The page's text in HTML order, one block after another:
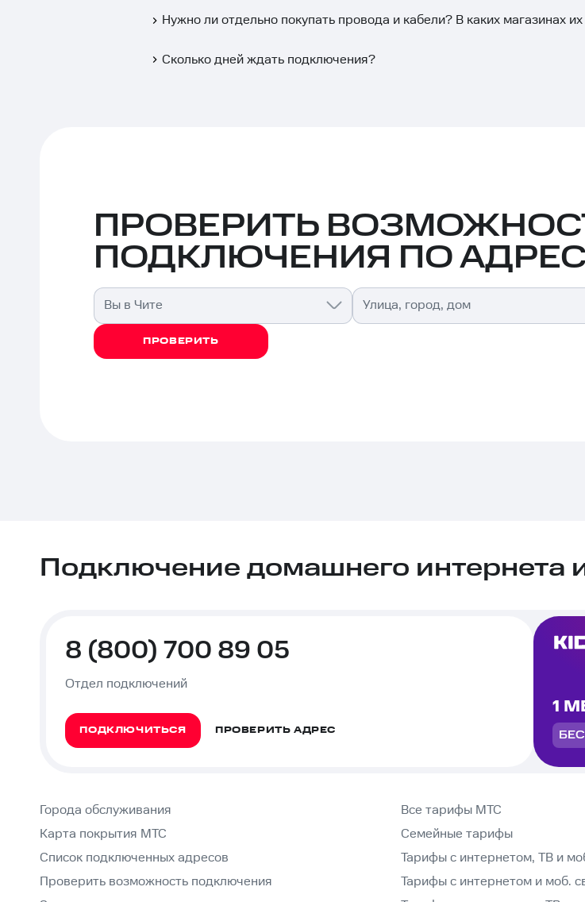
Нужно ли отдельно покупать провода и кабели? В каких магазинах
Сколько дней ждать подключения?
ПРОВЕРИТЬ
ПОДКЛЮЧЕНИЯ ПО
Вы в Чите Улица, город, дом
ПРОВЕРИТЬ
Подключение домашнего интернета
8 (800) 700 89 05
Отдел подключений
ПОДКЛЮЧИТЬСЯ ПРОВЕРИТЬ АДРЕС
1
Города обслуживания
Карта покрытия МТС
Список подключенных адресов
Проверить возможность подключения
Все тарифы МТС
Семейные тарифы
Тарифы с интернетом, ТВ и
Тарифы с интернетом и моб.